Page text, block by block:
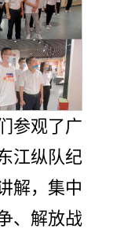
参观了广
江纵队纪
解，集中
、解放战